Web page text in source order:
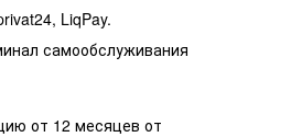
LiqPay.
самообслуживания
от 12 месяцев от